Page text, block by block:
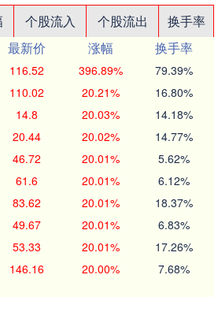
个股流入 个股流出
换手率
最新价 涨幅
换手率
116.52 396.89% 79.39%
110.02 20.21% 16.80%
14.8 20.03% 14.18%
20.44 20.02% 14.77%
46.72 20.01% 5.62%
61.6 20.01% 6.12%
83.62 20.01% 18.37%
49.67 20.01% 6.83%
53.33 20.01% 17.26%
146.16 20.00% 7.68%